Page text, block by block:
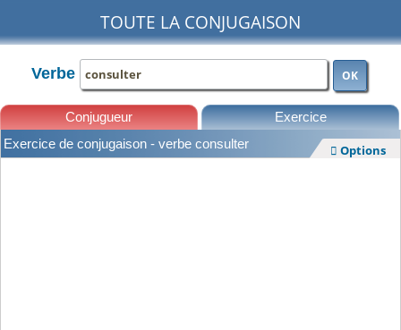
TOUTE LA CONJUGAISON
Verbe OK
Conjugueur Exercice
Exercice de conjugaison - verbe consulter  Options